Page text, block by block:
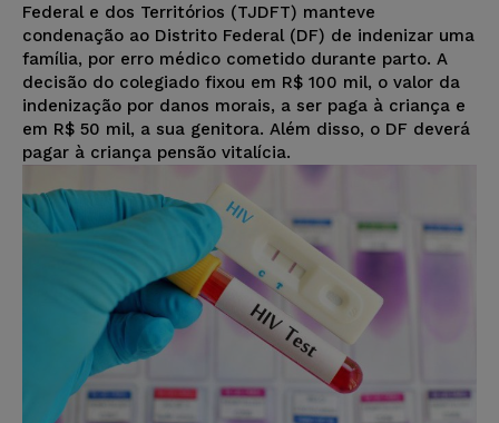
Federal e dos Territórios (TJDFT) manteve
condenação ao Distrito Federal (DF) de indenizar uma
família, por erro médico cometido durante parto. A
decisão do colegiado fixou em R$ 100 mil, o valor da
indenização por danos morais, a ser paga à criança e
em R$ 50 mil, a sua genitora. Além disso, o DF deverá
pagar à criança pensão vitalícia.